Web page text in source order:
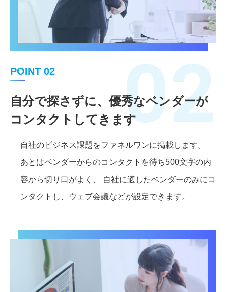
POINT 02
自分で探さずに、優秀なベンダーが
コンタクトしてきます02
自社のビジネス課題をファネルワンに掲載します。
あとはベンダーからのコンタクトを待ち500文字の内
容から切り口がよく、 自社に適したベンダーのみにコ
ンタクトし、ウェブ会議などが設定できます。